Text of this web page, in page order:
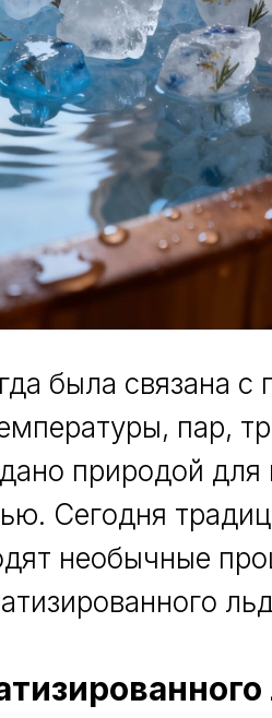
была связана с
пар,
природой для
Сегодня
необычные